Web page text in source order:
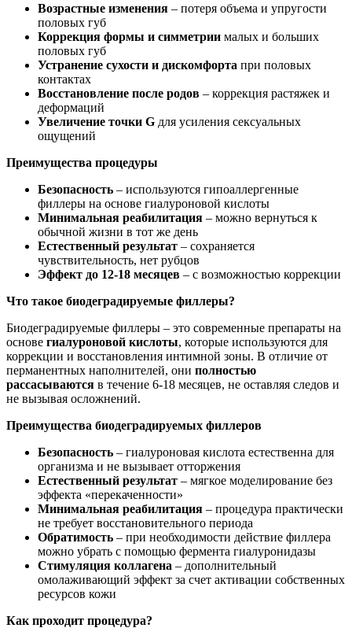
Возрастные изменения – потеря объема и упругости
половых губ
Коррекция формы и симметрии малых и больших
половых губ
Устранение сухости и дискомфорта при половых
контактах
Восстановление после родов – коррекция растяжек и
деформаций
Увеличение точки G для усиления сексуальных
ощущений
Преимущества процедуры
Безопасность – используются гипоаллергенные
филлеры на основе гиалуроновой кислоты
Минимальная реабилитация – можно вернуться к
обычной жизни в тот же день
Естественный результат – сохраняется
чувствительность, нет рубцов
Эффект до 12-18 месяцев – с возможностью коррекции
Что такое биодеградируемые филлеры?
Биодеградируемые филлеры – это современные препараты на
основе гиалуроновой кислоты, которые используются для
коррекции и восстановления интимной зоны. В отличие от
перманентных наполнителей, они полностью
рассасываются в течение 6-18 месяцев, не оставляя следов и
не вызывая осложнений.
Преимущества биодеградируемых филлеров
Безопасность – гиалуроновая кислота естественна для
организма и не вызывает отторжения
Естественный результат – мягкое моделирование без
эффекта «перекаченности»
Минимальная реабилитация – процедура практически
не требует восстановительного периода
Обратимость – при необходимости действие филлера
можно убрать с помощью фермента гиалуронидазы
Стимуляция коллагена – дополнительный
омолаживающий эффект за счет активации собственных
ресурсов кожи
Как проходит процедура?